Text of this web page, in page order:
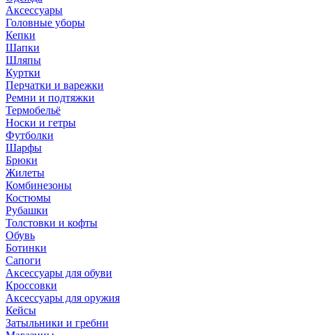
Аксессуары
Головные уборы
Кепки
Шапки
Шляпы
Куртки
Перчатки и варежки
Ремни и подтяжки
Термобельё
Носки и гетры
Футболки
Шарфы
Брюки
Жилеты
Комбинезоны
Костюмы
Рубашки
Толстовки и кофты
Обувь
Ботинки
Сапоги
Аксессуары для обуви
Кроссовки
Аксессуары для оружия
Кейсы
Затыльники и гребни